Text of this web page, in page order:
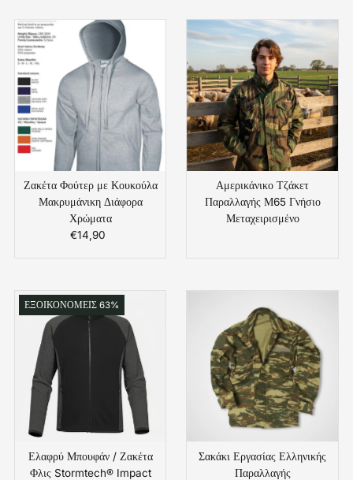
Ζακέτα Φούτερ με Κουκούλα
Μακρυμάνικη Διάφορα
Χρώματα
Κανονική
€14,90
Αμερικάνικο Τζάκετ
Παραλλαγής Μ65 Γνήσιο
Μεταχειρισμένο
ΕΞΟΙΚΟΝΟΜΕΙΣ 63%
Ελαφρύ Μπουφάν / Ζακέτα
Φλις Stormtech® Impact
Σακάκι Εργασίας Ελληνικής
Παραλλαγής